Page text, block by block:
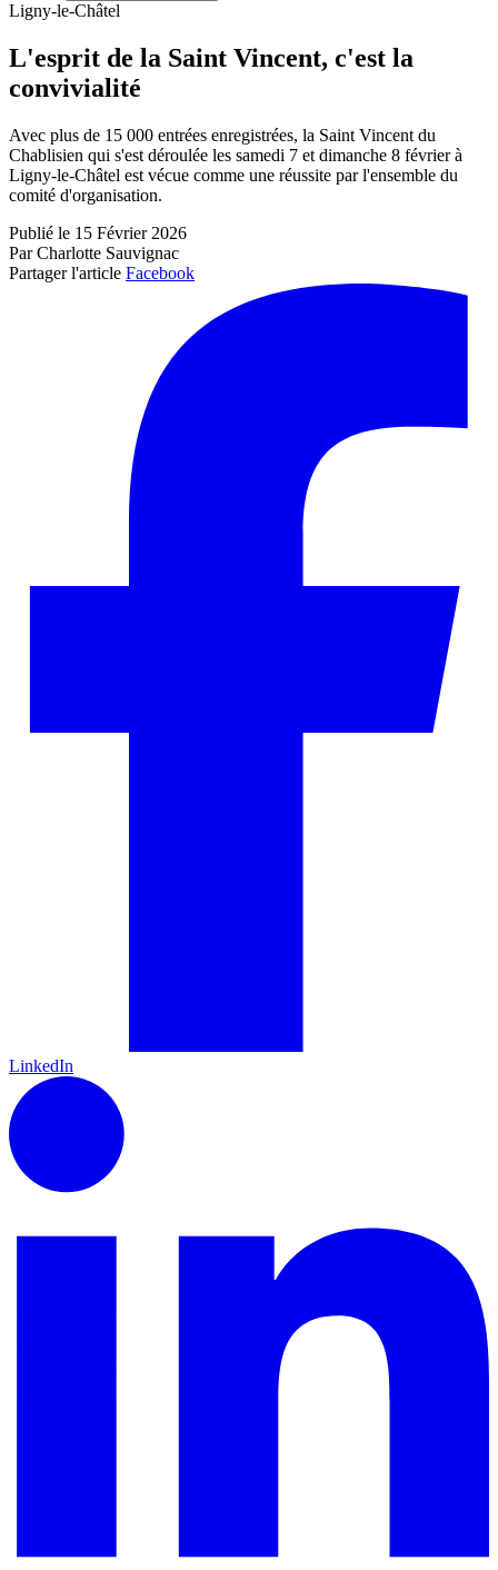
Ligny-le-Châtel
L'esprit de la Saint Vincent, c'est la
convivialité
Avec plus de 15 000 entrées enregistrées, la Saint Vincent du
Chablisien qui s'est déroulée les samedi 7 et dimanche 8 février à
Ligny-le-Châtel est vécue comme une réussite par l'ensemble du
comité d'organisation.
Publié le 15 Février 2026
Par Charlotte Sauvignac
Partager l'article Facebook
LinkedIn